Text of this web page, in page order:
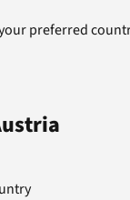
preferred